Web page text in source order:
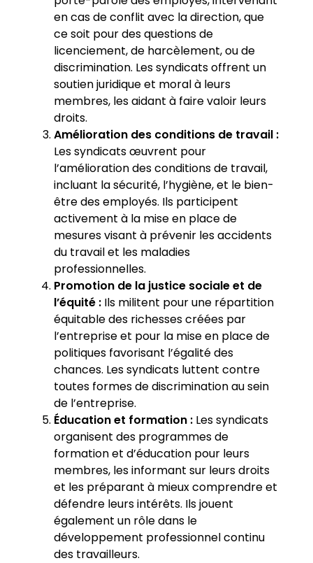
en cas de conflit avec la direction, que
ce soit pour des questions de
licenciement, de harcèlement, ou de
discrimination. Les syndicats offrent un
soutien juridique et moral à leurs
membres, les aidant à faire valoir leurs
droits.
Amélioration des conditions de travail :
Les syndicats œuvrent pour
l’amélioration des conditions de travail,
incluant la sécurité, l’hygiène, et le bien-
être des employés. Ils participent
activement à la mise en place de
mesures visant à prévenir les accidents
du travail et les maladies
professionnelles.
Promotion de la justice sociale et de
l’équité :Ils militent pour une répartition
équitable des richesses créées par
l’entreprise et pour la mise en place de
politiques favorisant l’égalité des
chances. Les syndicats luttent contre
toutes formes de discrimination au sein
de l’entreprise.
Éducation et formation :Les syndicats
organisent des programmes de
formation et d’éducation pour leurs
membres, les informant sur leurs droits
et les préparant à mieux comprendre et
défendre leurs intérêts. Ils jouent
également un rôle dans le
développement professionnel continu
des travailleurs.